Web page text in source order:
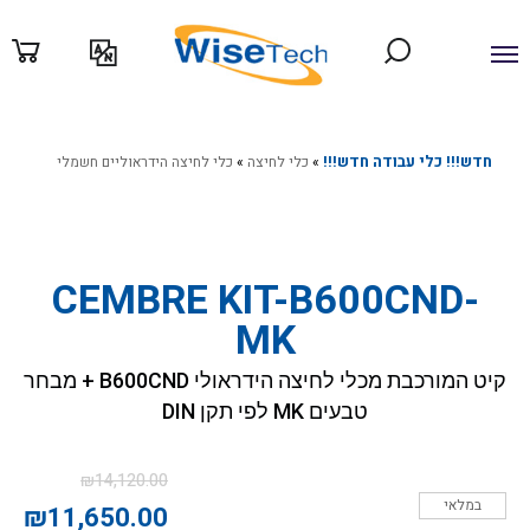
לתוכן
חדש!!! כלי עבודה חדש!!! » כלי לחיצה » כלי לחיצה הידראוליים חשמלי
CEMBRE KIT-B600CND-
MK
קיט המורכבת מכלי לחיצה הידראולי B600CND + מבחר
טבעים MK לפי תקן DIN
₪14,120.00
המחיר
המקורי ₪11,650.00
המחיר
הנוכחי
במלאי